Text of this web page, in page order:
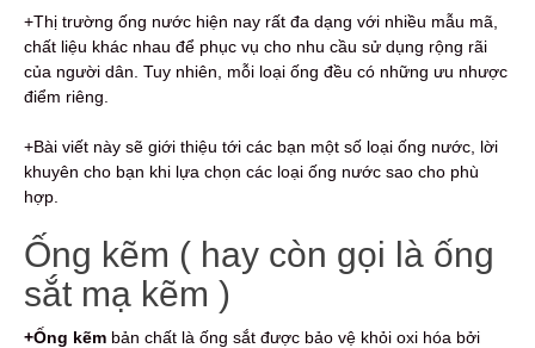
+Thị trường ống nước hiện nay rất đa dạng với nhiều mẫu mã,
chất liệu khác nhau để phục vụ cho nhu cầu sử dụng rộng rãi
của người dân. Tuy nhiên, mỗi loại ống đều có những ưu nhược
điểm riêng.
+Bài viết này sẽ giới thiệu tới các bạn một số loại ống nước, lời
khuyên cho bạn khi lựa chọn các loại ống nước sao cho phù
hợp.
Ống kẽm ( hay còn gọi là ống
sắt mạ kẽm )
+Ống kẽm bản chất là ống sắt được bảo vệ khỏi oxi hóa bởi